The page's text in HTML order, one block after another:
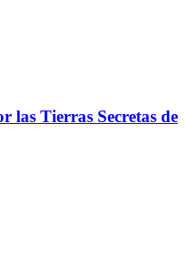
las Tierras Secretas de